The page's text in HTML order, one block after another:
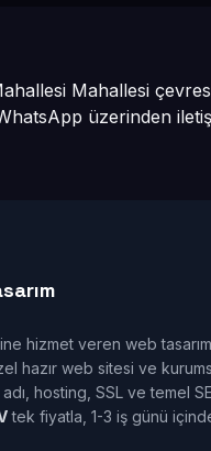
Mahallesi
üzerinden
hizmet veren web tasarım
hazır web sitesi ve
adı, hosting, SSL ve temel
tek fiyatla, 1-3 iş günü